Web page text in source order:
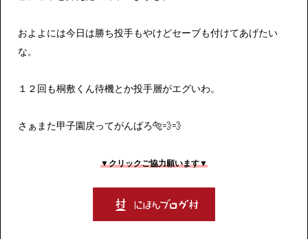
およよには今日は勝ち投手もやけどセーブも付けてあげたい
な。
１２回も桐敷くん待機とか投手層がエグいわ。
さぁまた甲子園戻ってがんばろ🐅💨💨
▼クリックご協力願います▼